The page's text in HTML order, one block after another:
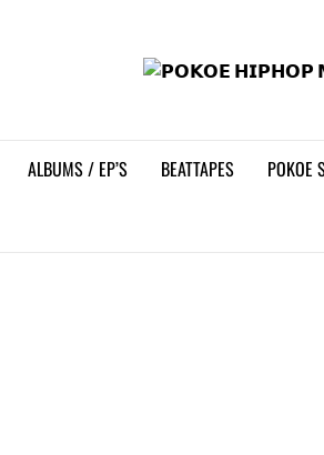
ALBUMS / EP’S BEATTAPES POKOE